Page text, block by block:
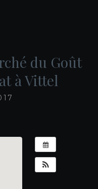
du Goût
à Vittel